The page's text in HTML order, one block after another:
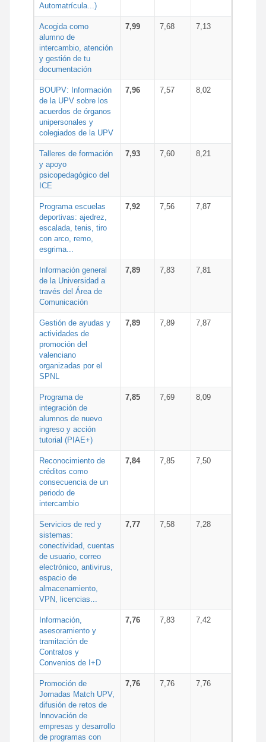
Automatrícula...)
Acogida como
alumno de
intercambio, atención
y gestión de tu
documentación
7,99 7,68 7,13
BOUPV: Información
de la UPV sobre los
acuerdos de órganos
unipersonales y
colegiados de la UPV
7,96 7,57 8,02
Talleres de formación
y apoyo
psicopedagógico del
ICE
7,93 7,60 8,21
Programa escuelas
deportivas: ajedrez,
escalada, tenis, tiro
con arco, remo,
esgrima...
7,92 7,56 7,87
Información general
de la Universidad a
través del Área de
Comunicación
7,89 7,83 7,81
Gestión de ayudas y
actividades de
promoción del
valenciano
organizadas por el
SPNL
7,89 7,89 7,87
Programa de
integración de
alumnos de nuevo
ingreso y acción
tutorial (PIAE+)
7,85 7,69 8,09
Reconocimiento de
créditos como
consecuencia de un
periodo de
intercambio
7,84 7,85 7,50
Servicios de red y
sistemas:
conectividad, cuentas
de usuario, correo
electrónico, antivirus,
espacio de
almacenamiento,
VPN, licencias...
7,77 7,58 7,28
Información,
asesoramiento y
tramitación de
Contratos y
Convenios de I+D
7,76 7,83 7,42
Promoción de
Jornadas Match UPV,
difusión de retos de
Innovación de
empresas y desarrollo
de programas con
7,76 7,76 7,76